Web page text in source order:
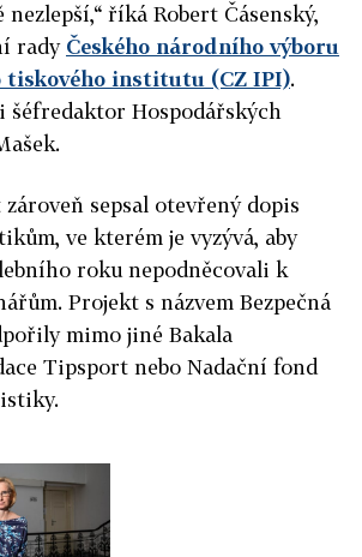
říká Robert Čásenský,
rady Českého národního výboru
tiskového institutu (CZ IPI).
šéfredaktor Hospodářských
sepsal otevřený dopis
ve kterém je vyzývá, aby
roku nepodněcovali k
Projekt s názvem Bezpečná
mimo jiné Bakala
Tipsport nebo Nadační fond